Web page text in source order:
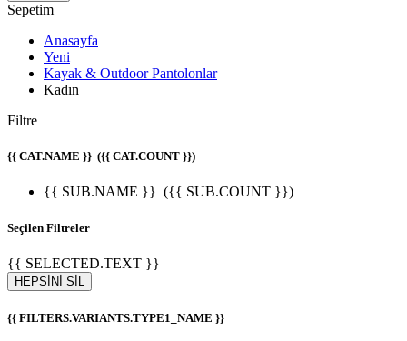
Sepetim
Anasayfa
Yeni
Kayak & Outdoor Pantolonlar
Kadın
Filtre
{{ CAT.NAME }} ({{ CAT.COUNT }})
{{ SUB.NAME }} ({{ SUB.COUNT }})
Seçilen Filtreler
{{ SELECTED.TEXT }}
HEPSİNİ SİL
{{ FILTERS.VARIANTS.TYPE1_NAME }}